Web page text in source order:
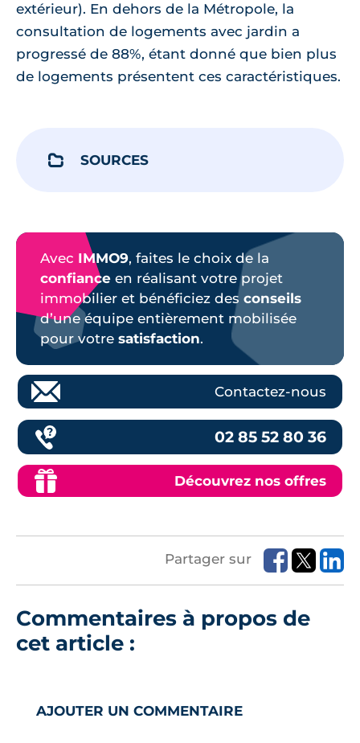
extérieur). En dehors de la Métropole, la
consultation de logements avec jardin a
progressé de 88%, étant donné que bien plus
de logements présentent ces caractéristiques.
SOURCES
Avec IMMO9, faites le choix de la
confiance en réalisant votre projet
immobilier et bénéficiez des conseils
d’une équipe entièrement mobilisée
pour votre satisfaction.
Contactez-nous
02 85 52 80 36
Découvrez nos offres
Partager sur
Commentaires à propos de
cet article :
AJOUTER UN COMMENTAIRE